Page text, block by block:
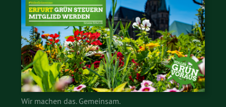
Wir machen das. Gemeinsam.